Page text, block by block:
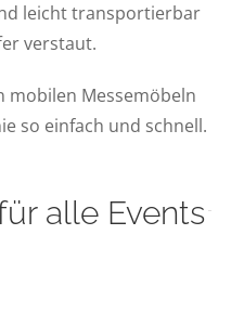
leicht transportierbar
verstaut.
mobilen Messemöbeln
so einfach und schnell.
alle Events